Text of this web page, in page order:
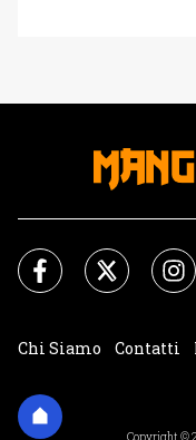
Chi Siamo Contatti